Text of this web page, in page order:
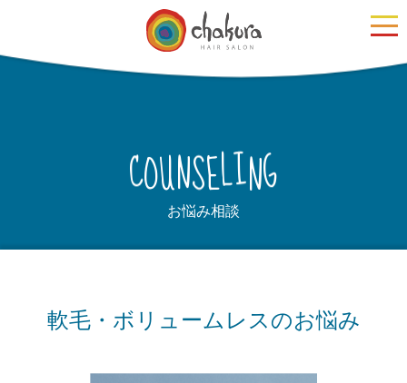
COUNSELING
お悩み相談
軟毛・ボリュームレスのお悩み